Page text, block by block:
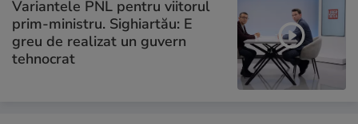
Variantele PNL pentru viitorul
prim-ministru. Sighiartău: E
greu de realizat un guvern
tehnocrat